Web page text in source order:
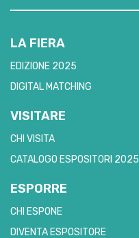
LA FIERA
EDIZIONE 2025
DIGITAL MATCHING
VISITARE
CHI VISITA
CATALOGO ESPOSITORI 2025
ESPORRE
CHI ESPONE
DIVENTA ESPOSITORE